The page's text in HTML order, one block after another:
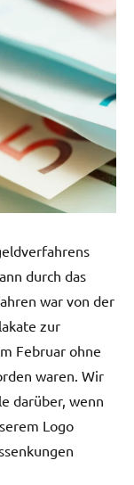
durch das
war von der
zur
Februar ohne
waren. Wir
darüber, wenn
Logo